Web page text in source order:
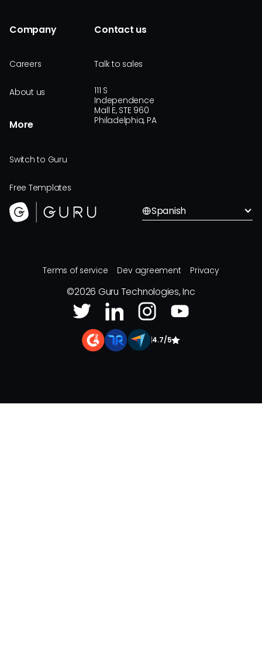
Company
Careers
About us
More
Switch to Guru
Free Templates
Contact us
Talk to sales
111 S
Independence
Mall E, STE 960
Philadelphia, PA
Spanish
Terms of service Dev agreement Privacy
©2026 Guru Technologies, Inc
4.7/5